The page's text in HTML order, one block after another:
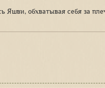
Яшви, обхватывая себя за